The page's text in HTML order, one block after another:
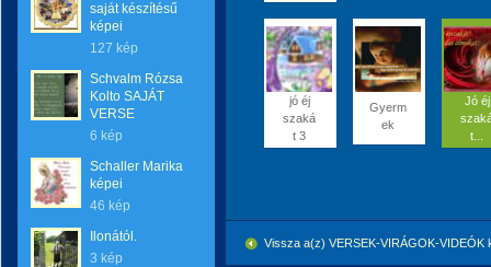
saját készítésű
képei
127 kép
Schvalm Rózsa
Kolto SAJÁT
VERSE
6 kép
Schaller Marika
képei
46 kép
Ilonától.
3 kép
jó éj
szaká
t 3
Gyerm
ek
Jó éj
t...
Vissza a(z) VERSEK-VIRÁGOK-